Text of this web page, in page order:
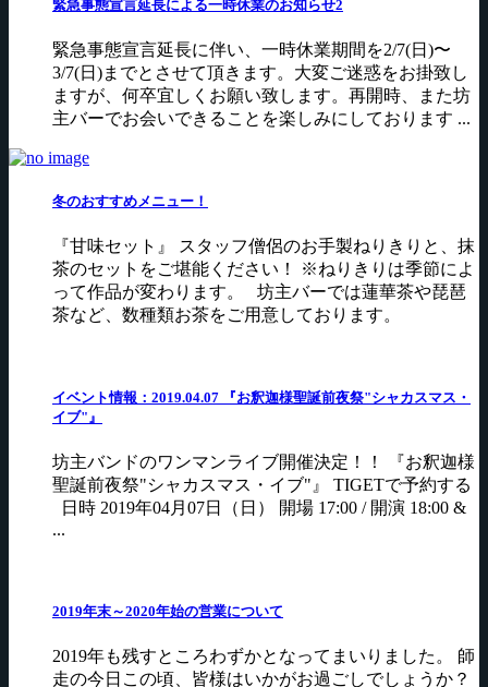
緊急事態宣言延長による一時休業のお知らせ2
緊急事態宣言延長に伴い、一時休業期間を2/7(日)〜
3/7(日)までとさせて頂きます。大変ご迷惑をお掛致し
ますが、何卒宜しくお願い致します。再開時、また坊
主バーでお会いできることを楽しみにしております ...
冬のおすすめメニュー！
『甘味セット』 スタッフ僧侶のお手製ねりきりと、抹
茶のセットをご堪能ください！ ※ねりきりは季節によ
って作品が変わります。 坊主バーでは蓮華茶や琵琶
茶など、数種類お茶をご用意しております。
イベント情報：2019.04.07 『お釈迦様聖誕前夜祭"シャカスマス・
イブ"』
坊主バンドのワンマンライブ開催決定！！ 『お釈迦様
聖誕前夜祭"シャカスマス・イブ"』 TIGETで予約する
日時 2019年04月07日（日） 開場 17:00 / 開演 18:00 &
...
2019年末～2020年始の営業について
2019年も残すところわずかとなってまいりました。 師
走の今日この頃、皆様はいかがお過ごしでしょうか？